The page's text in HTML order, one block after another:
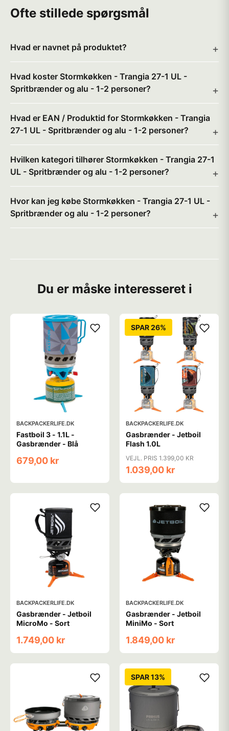
Ofte stillede spørgsmål
Hvad er navnet på produktet?
Hvad koster Stormkøkken - Trangia 27-1 UL -
Spritbrænder og alu - 1-2 personer?
Hvad er EAN / Produktid for Stormkøkken - Trangia
27-1 UL - Spritbrænder og alu - 1-2 personer?
Hvilken kategori tilhører Stormkøkken - Trangia 27-1
UL - Spritbrænder og alu - 1-2 personer?
Hvor kan jeg købe Stormkøkken - Trangia 27-1 UL -
Spritbrænder og alu - 1-2 personer?
Du er måske interesseret i
BACKPACKERLIFE.DK
Fastboil 3 - 1.1L -
Gasbrænder - Blå
679,00 kr
SPAR 26%
BACKPACKERLIFE.DK
Gasbrænder - Jetboil
Flash 1.0L
VEJL. PRIS 1.399,00 KR
1.039,00 kr
BACKPACKERLIFE.DK
Gasbrænder - Jetboil
MicroMo - Sort
1.749,00 kr
BACKPACKERLIFE.DK
Gasbrænder - Jetboil
MiniMo - Sort
1.849,00 kr
SPAR 13%